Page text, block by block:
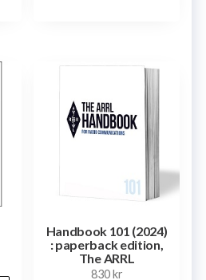
Handbook 101 (2024)
: paperback edition,
The ARRL
830kr